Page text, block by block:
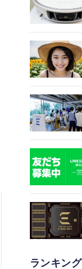
ランキング